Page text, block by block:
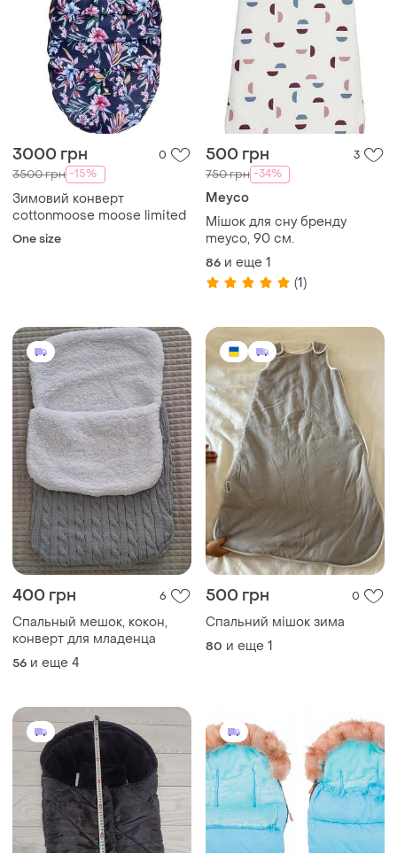
3000 грн 0
3500 грн -15%
Зимовий конверт
cottonmoose moose limited
One size
500 грн 3
750 грн -34%
Meyco
Мішок для сну бренду
meyco, 90 см.
86 и еще 1
(1)
400 грн 6
Спальный мешок, кокон,
конверт для младенца
56 и еще 4
500 грн 0
Спальний мішок зима
80 и еще 1